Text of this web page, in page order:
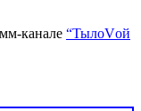
канале “ТылоVой